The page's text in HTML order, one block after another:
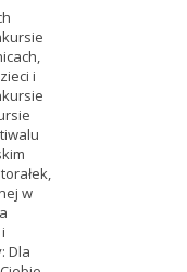
i
w
Dla